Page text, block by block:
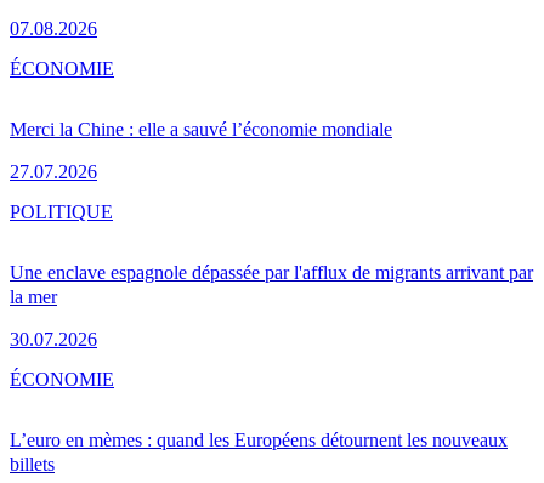
07.08.2026
Merci la Chine : elle a sauvé l’économie mondiale
27.07.2026
ÉCONOMIE
Une enclave espagnole dépassée par l'afflux de migrants arrivant par
la mer
30.07.2026
POLITIQUE
L’euro en mèmes : quand les Européens détournent les nouveaux
billets
ÉCONOMIE